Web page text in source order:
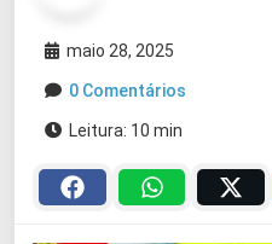
maio 28, 2025
0 Comentários
Leitura: 10 min